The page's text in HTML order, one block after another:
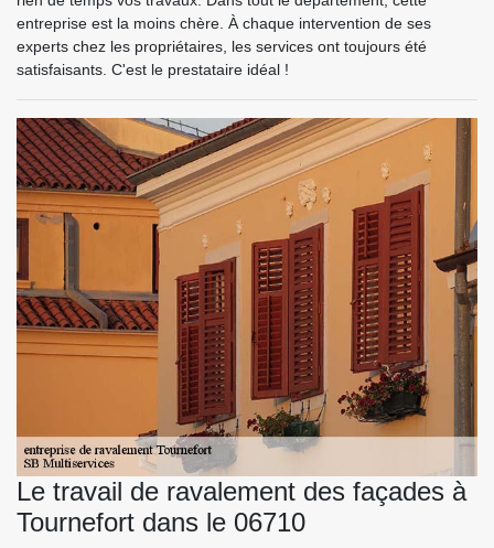
entreprise est la moins chère. À chaque intervention de ses
experts chez les propriétaires, les services ont toujours été
satisfaisants. C'est le prestataire idéal !
Le travail de ravalement des façades à
Tournefort dans le 06710